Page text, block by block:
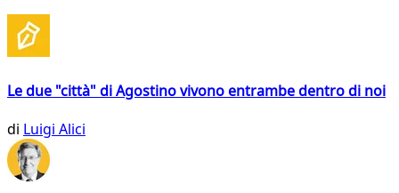
Le due "città" di Agostino vivono entrambe dentro di noi
di Luigi Alici